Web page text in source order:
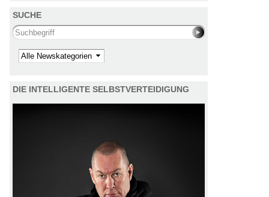
SUCHE
Search this site
Kategorie
DIE INTELLIGENTE SELBSTVERTEIDIGUNG